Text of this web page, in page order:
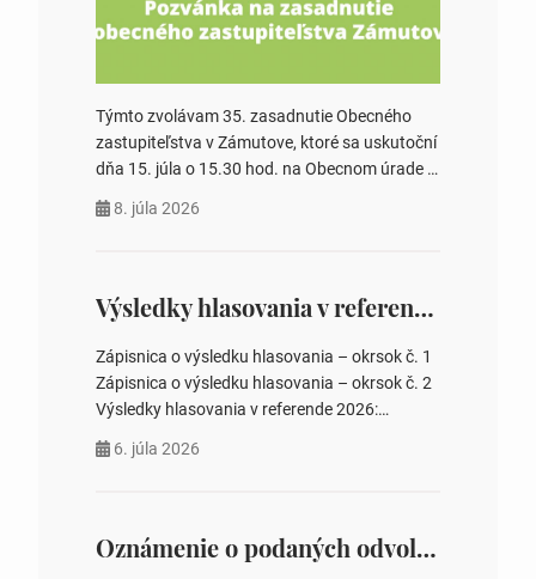
Týmto zvolávam 35. zasadnutie Obecného
zastupiteľstva v Zámutove, ktoré sa uskutoční
dňa 15. júla o 15.30 hod. na Obecnom úrade v
rokovania 2. Schválenie návrhovej komisie a
zastupiteľstiev, počtu poslancov obecných
zastupiteľstiev v nich 4. Schválenie odpredaja
obecného pozemku –…
8. júla 2026
Výsledky hlasovania v referende 2026
Zápisnica o výsledku hlasovania – okrsok č. 1
Zápisnica o výsledku hlasovania – okrsok č. 2
Výsledky hlasovania v referende 2026:
na hlasovaní https://www.volbysr.sk/…
6. júla 2026
Oznámenie o podaných odvolaniach a upovedomenie účastníkov konania o obsahu podaných odvolani – Verejná vyhláška